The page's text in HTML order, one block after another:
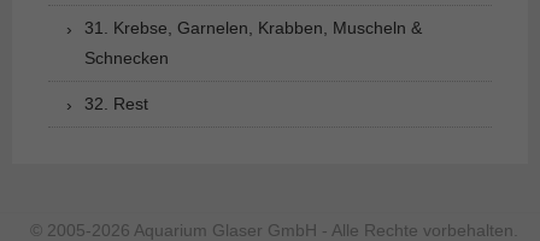
31. Krebse, Garnelen, Krabben, Muscheln &
Schnecken
32. Rest
© 2005-2026 Aquarium Glaser GmbH - Alle Rechte vorbehalten.